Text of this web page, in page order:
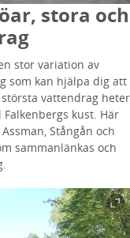
stora och
stor variation av
som kan hjälpa dig att
vattendrag heter
kust. Här
Stångån och
sammanlänkas och